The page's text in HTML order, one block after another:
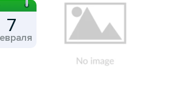
7
3 Сентября 2022
Как выбрать